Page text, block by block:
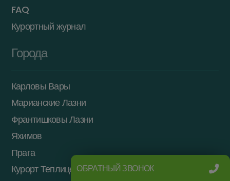
ОБРАТНЫЙ ЗВОНОК
FAQ
Курортный журнал
Города
Карловы Вары
Марианские Лазни
Франтишковы Лазни
Яхимов
Прага
Курорт Теплице